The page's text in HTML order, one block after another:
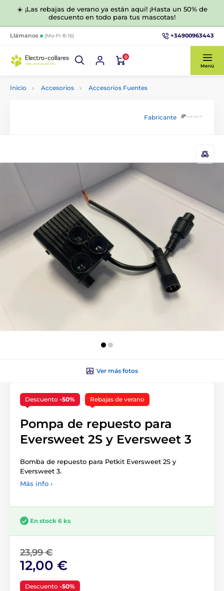
☀️ ¡Las rebajas de verano ya están aquí! ¡Hasta un 50% de
descuento en todo para tus mascotas!
Llámanos (Mo-Fr 8-16) +34900963443
0
Menú
Inicio Accesorios Accesorios Fuentes
Fabricante
Ver más fotos
Descuento -50% Rebajas de verano
Pompa de repuesto para
Eversweet 2S y Eversweet 3
Bomba de repuesto para Petkit Eversweet 2S y
Eversweet 3.
Más info ›
En stock 6 ks
23,99 €
12,00 €
Descuento -50%